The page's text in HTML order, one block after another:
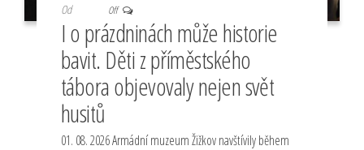
Od Off
I o prázdninách může historie
bavit. Děti z příměstského
tábora objevovaly nejen svět
husitů
01. 08. 2026 Armádní muzeum Žižkov navštívily během